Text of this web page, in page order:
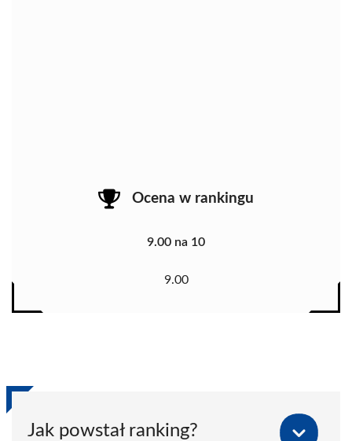
Ocena w rankingu
9.00 na 10
9.00
Jak powstał ranking?